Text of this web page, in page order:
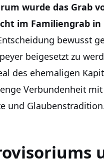
wurde das Grab
im Familiengrab in
bewusst
beigesetzt zu
des ehemaligen
Verbundenheit
und